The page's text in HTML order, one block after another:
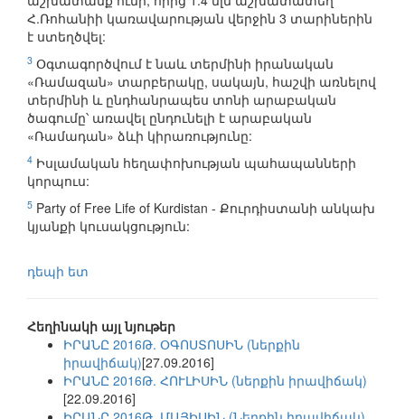
Հ.Ռոհանիի կառավարության վերջին 3 տարիներին
է ստեղծվել:
3 Օգտագործվում է նաև տերմինի իրանական
«Ռամազան» տարբերակը, սակայն, հաշվի առնելով
տերմինի և ընդհանրապես տոնի արաբական
ծագումը՝ առավել ընդունելի է արաբական
«Ռամադան» ձևի կիրառությունը:
4 Իսլամական հեղափոխության պահապանների
կորպուս:
5 Party of Free Life of Kurdistan - Քուրդիստանի անկախ
կյանքի կուսակցություն:
դեպի ետ
Հեղինակի այլ նյութեր
ԻՐԱՆԸ 2016Թ. ՕԳՈՍՏՈՍԻՆ (ներքին
իրավիճակ)[27.09.2016]
ԻՐԱՆԸ 2016Թ. ՀՈՒԼԻՍԻՆ (ներքին իրավիճակ)
[22.09.2016]